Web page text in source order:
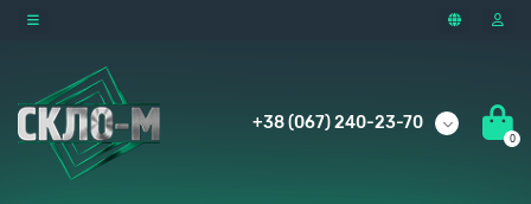
+38 (067) 240-23-70
0